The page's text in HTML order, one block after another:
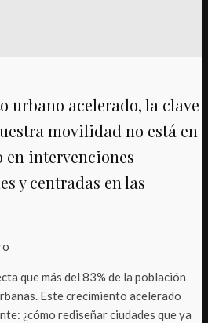
urbano acelerado, la clave
movilidad no está en
en intervenciones
y centradas en las
que más del 83% de la población
Este crecimiento acelerado
¿cómo rediseñar ciudades que ya